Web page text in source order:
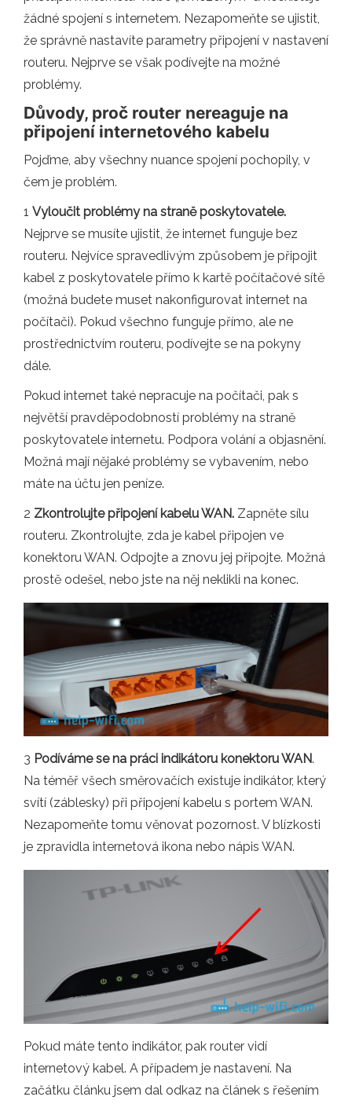
žádné spojení s internetem. Nezapomeňte se ujistit,
že správně nastavíte parametry připojení v nastavení
routeru. Nejprve se však podívejte na možné
problémy.
Důvody, proč router nereaguje na
připojení internetového kabelu
Pojďme, aby všechny nuance spojení pochopily, v
čem je problém.
1 Vyloučit problémy na straně poskytovatele.
Nejprve se musíte ujistit, že internet funguje bez
routeru. Nejvíce spravedlivým způsobem je připojit
kabel z poskytovatele přímo k kartě počítačové sítě
(možná budete muset nakonfigurovat internet na
počítači). Pokud všechno funguje přímo, ale ne
prostřednictvím routeru, podívejte se na pokyny
dále.
Pokud internet také nepracuje na počítači, pak s
největší pravděpodobností problémy na straně
poskytovatele internetu. Podpora volání a objasnění.
Možná mají nějaké problémy se vybavením, nebo
máte na účtu jen peníze.
2 Zkontrolujte připojení kabelu WAN. Zapněte sílu
routeru. Zkontrolujte, zda je kabel připojen ve
konektoru WAN. Odpojte a znovu jej připojte. Možná
prostě odešel, nebo jste na něj neklikli na konec.
3 Podíváme se na práci indikátoru konektoru WAN.
Na téměř všech směrovačích existuje indikátor, který
svítí (záblesky) při připojení kabelu s portem WAN.
Nezapomeňte tomu věnovat pozornost. V blízkosti
je zpravidla internetová ikona nebo nápis WAN.
Pokud máte tento indikátor, pak router vidí
internetový kabel. A případem je nastavení. Na
začátku článku jsem dal odkaz na článek s řešením